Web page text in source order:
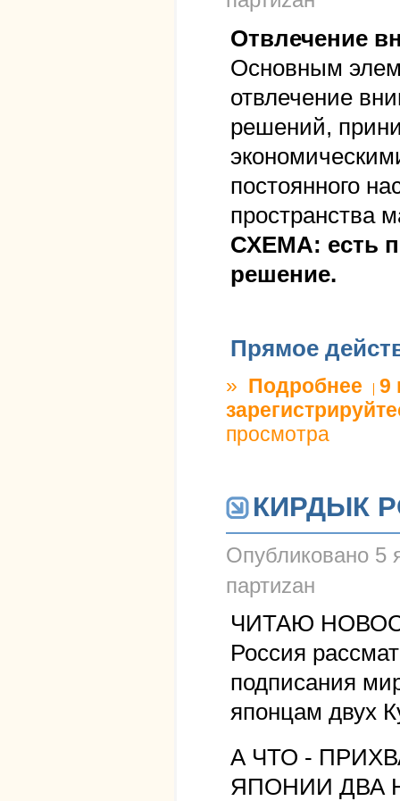
Отвлечение
Основным
отвлечение
решений,
постоянного
пространства
СХЕМА: есть
решение.
Прямое
» Подробнее о .9
просмотра
КИРДЫК
Опубликовано 5
партиzан
ЧИТАЮ
Россия
подписания
японцам двух
А ЧТО -
ЯПОНИИ ДВА